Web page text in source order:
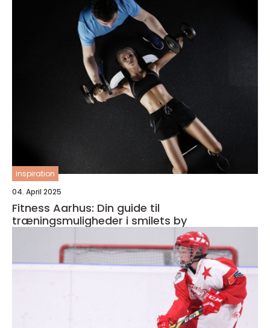
inspiration
04. April 2025
Fitness Aarhus: Din guide til
træningsmuligheder i smilets by